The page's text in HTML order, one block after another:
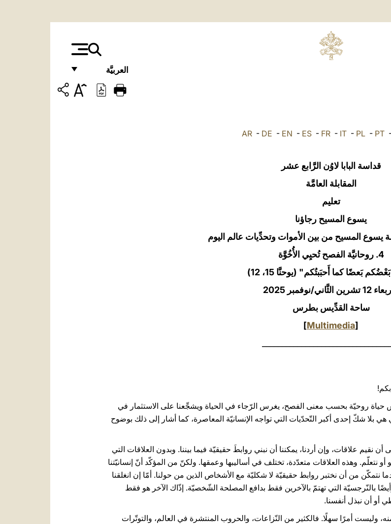
العربيَّة
FRANÇAIS
AR- DE - EN - ES- FR- IT- PL- PT
قداسة البابا لاوُن الرَّابع عشر
المقابلة العامَّة
تعليم
يسوع المسيح رجاؤنا
يسوع المسيح من بين الأموات وتحدِّيات عالم اليوم
4. روحانيَّة الفصح تُحيِي الأُخُوَّة
بَعضًا كما أَحبَبتُكم" (يوحنَّا 15، 12)
تشرين الثَّاني/نوفمبر 2025‏
ساحة القدِّيس بطرس
[
Multimedia
]
حياة روحيّة بحسب معنى الفصح، يغرس الرّجاء في الحياة ويشجِّعنا على الاستثمار في
بلا شكّ إحدى أكبر التّحدّيات التي تواجه الإنسانيّة المعاصرة، كما أشار إلى ذلك بوضوح
علاقات، وإن أردنا، يمكننا أن نبني روابطَ حقيقيّة فيما بيننا. وبدون العلاقات التي
أو نتعلّم. وهذه العلاقات متعدّدة، تختلف في أساليبها وعمقها. ولكنّ من المؤكّد أنّ إنسانيّتنا
نتمكّن من أن نختبر روابط حقيقيّة لا شكليّة مع الأشخاص الذين من حولنا. أمّا إن انغلقنا
بالنّرجسيّة التي تهتمّ بالآخرين فقط بدافع المصلحة الشّخصيّة. إذّاك الآخر هو فقط
أن نبذل أنفسنا.
وليست أمرًا سهلًا. فالكثير من النّزاعات، والحروب المنتشرة في العالم، والتوتّرات